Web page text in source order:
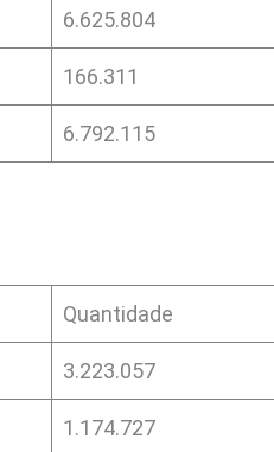
6.625.804
166.311
6.792.115
Quantidade
3.223.057
1.174.727